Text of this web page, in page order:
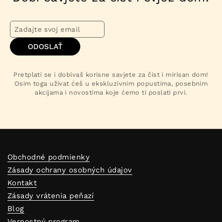
ODOSLAŤ
Pretplati se i dobivaš korisne savjete za čist i mirisan dom!
Osim toga uživat ćeš u ekskluzivnim popustima, posebnim
akcijama i novostima koje ćemo ti poslati prvi.
Obchodné podmienky
Zásady ochrany osobných údajov
Kontakt
Zásady vrátenia peňazí
Blog